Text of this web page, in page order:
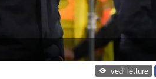
vedi letture